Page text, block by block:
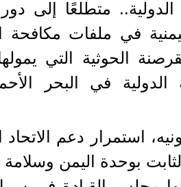
الدولية.. متطلعًا إلى
في ملفات مكافحة
الحوثية التي
الدولية في البحر
استمرار دعم الاتحاد
بوحدة اليمن